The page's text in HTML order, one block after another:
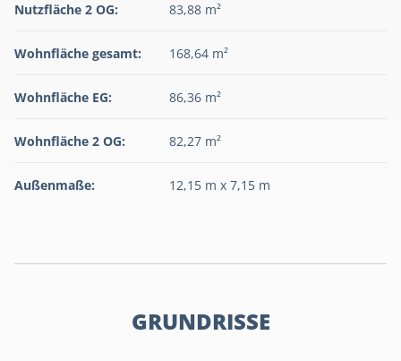
Nutzfläche 2 OG: 83,88 m²
Wohnfläche gesamt: 168,64 m²
Wohnfläche EG: 86,36 m²
Wohnfläche 2 OG: 82,27 m²
Außenmaße: 12,15 m x 7,15 m
GRUNDRISSE